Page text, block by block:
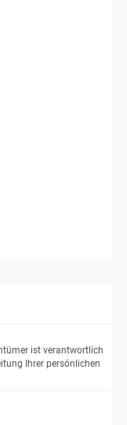
ist verantwortlich
Ihrer persönlichen